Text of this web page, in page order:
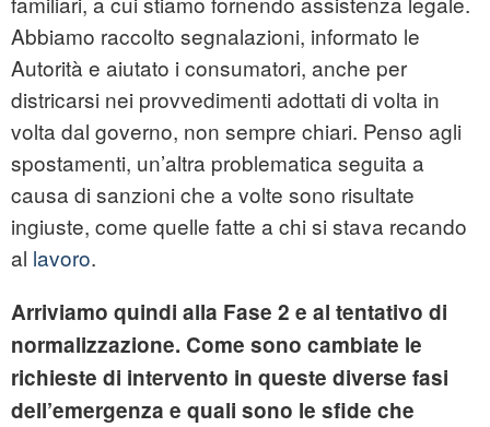
Abbiamo raccolto segnalazioni, informato le
Autorità e aiutato i consumatori, anche per
districarsi nei provvedimenti adottati di volta in
volta dal governo, non sempre chiari. Penso agli
spostamenti, un’altra problematica seguita a
causa di sanzioni che a volte sono risultate
ingiuste, come quelle fatte a chi si stava recando
al lavoro.
Arriviamo quindi alla Fase 2 e al tentativo di
normalizzazione. Come sono cambiate le
richieste di intervento in queste diverse fasi
dell’emergenza e quali sono le sfide che